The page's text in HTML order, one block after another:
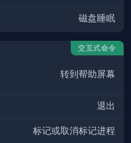
磁盘睡眠
交互式命令
转到帮助屏幕
退出
标记或取消标记进程